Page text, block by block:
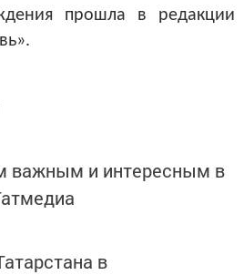
прошла в редакции
важным и интересным в
в